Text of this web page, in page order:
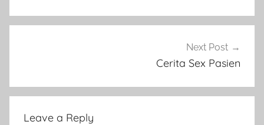
Next Post
Cerita Sex Pasien
Leave a Reply